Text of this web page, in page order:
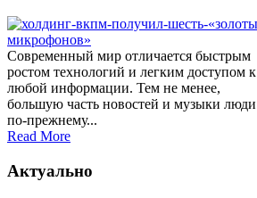
Современный мир отличается быстрым
ростом технологий и легким доступом к
любой информации. Тем не менее,
большую часть новостей и музыки люди
по-прежнему...
Read More
Актуально